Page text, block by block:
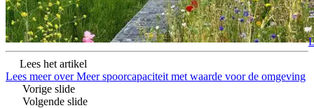
Lees het artikel
Lees meer over Meer spoorcapaciteit met waarde voor de omgeving
Vorige slide
Volgende slide